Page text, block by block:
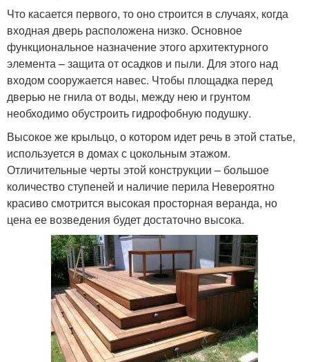
Что касается первого, то оно строится в случаях, когда
входная дверь расположена низко. Основное
функциональное назначение этого архитектурного
элемента – защита от осадков и пыли. Для этого над
входом сооружается навес. Чтобы площадка перед
дверью не гнила от воды, между нею и грунтом
необходимо обустроить гидрофобную подушку.
Высокое же крыльцо, о котором идет речь в этой статье,
используется в домах с цокольным этажом.
Отличительные черты этой конструкции – большое
количество ступеней и наличие перила Невероятно
красиво смотрится высокая просторная веранда, но
цена ее возведения будет достаточно высока.